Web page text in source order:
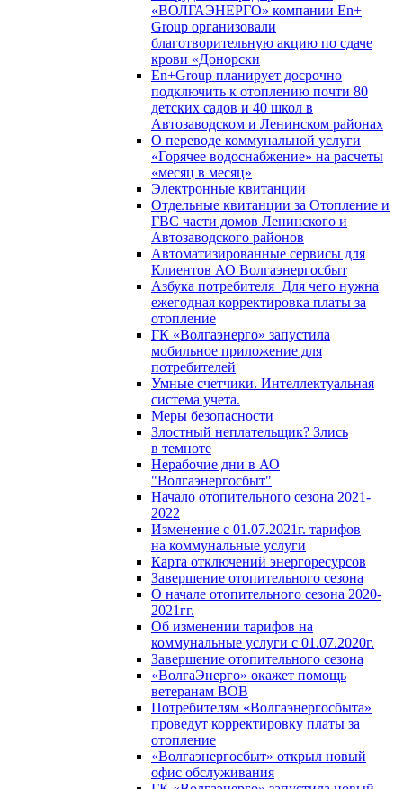
«ВОЛГАЭНЕРГО» компании En+
Group организовали
благотворительную акцию по сдаче
крови «Донорски
En+Group планирует досрочно
подключить к отоплению почти 80
детских садов и 40 школ в
Автозаводском и Ленинском районах
О переводе коммунальной услуги
«Горячее водоснабжение» на расчеты
«месяц в месяц»
Электронные квитанции
Отдельные квитанции за Отопление и
ГВС части домов Ленинского и
Автозаводского районов
Автоматизированные сервисы для
Клиентов АО Волгаэнергосбыт
Азбука потребителя_Для чего нужна
ежегодная корректировка платы за
отопление
ГК «Волгаэнерго» запустила
мобильное приложение для
потребителей
Умные счетчики. Интеллектуальная
система учета.
Меры безопасности
Злостный неплательщик? Злись
в темноте
Нерабочие дни в АО
"Волгаэнергосбыт"
Начало отопительного сезона 2021-
2022
Изменение с 01.07.2021г. тарифов
на коммунальные услуги
Карта отключений энергоресурсов
Завершение отопительного сезона
О начале отопительного сезона 2020-
2021гг.
Об изменении тарифов на
коммунальные услуги с 01.07.2020г.
Завершение отопительного сезона
«ВолгаЭнерго» окажет помощь
ветеранам ВОВ
Потребителям «Волгаэнергосбыта»
проведут корректировку платы за
отопление
«Волгаэнергосбыт» открыл новый
офис обслуживания